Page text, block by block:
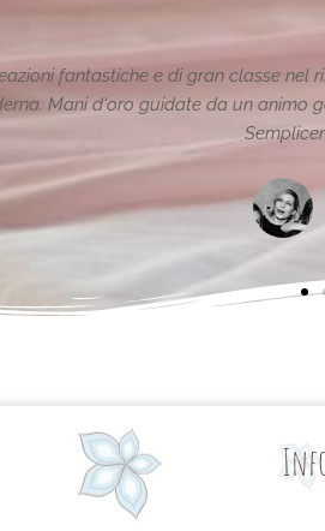
Le creazioni sono fantastiche e